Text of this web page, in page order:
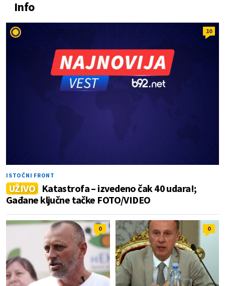
Info
10
ISTOČNI FRONT
UŽIVO Katastrofa – izvedeno čak 40 udara!;
Gađane ključne tačke FOTO/VIDEO
0 0